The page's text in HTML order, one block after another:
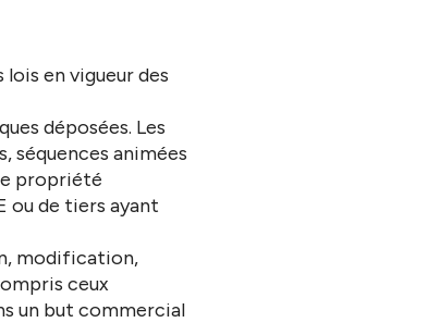
en vigueur des
déposées. Les
séquences animées
propriété
ou de tiers ayant
modification,
ceux
un but commercial